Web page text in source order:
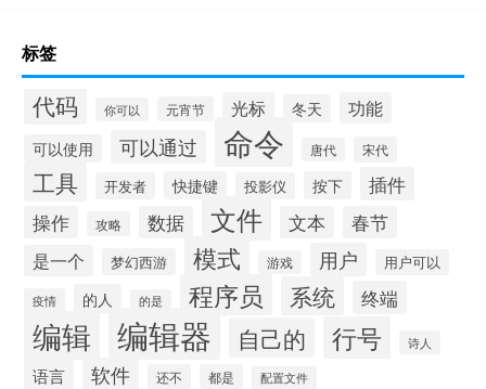
标签
代码 你可以 元宵节 光标 冬天 功能
可以使用 可以通过 命令 唐代 宋代
工具 开发者 快捷键 投影仪 按下 插件
操作 攻略 数据 文件 文本 春节
是一个 梦幻西游 模式 游戏 用户 用户可以
疫情 的人 的是 程序员 系统 终端
编辑 编辑器 自己的 行号 诗人
语言 软件 还不 都是 配置文件